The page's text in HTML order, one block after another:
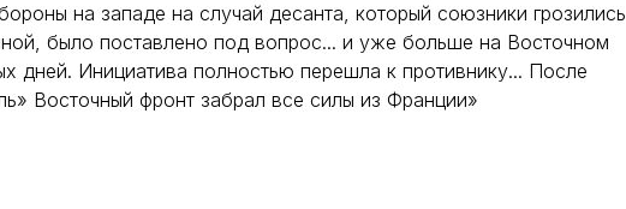
на западе на случай десанта, который союзники грозились
было поставлено под вопрос... и уже больше на Восточном
дней. Инициатива полностью перешла к противнику... После
Восточный фронт забрал все силы из Франции»